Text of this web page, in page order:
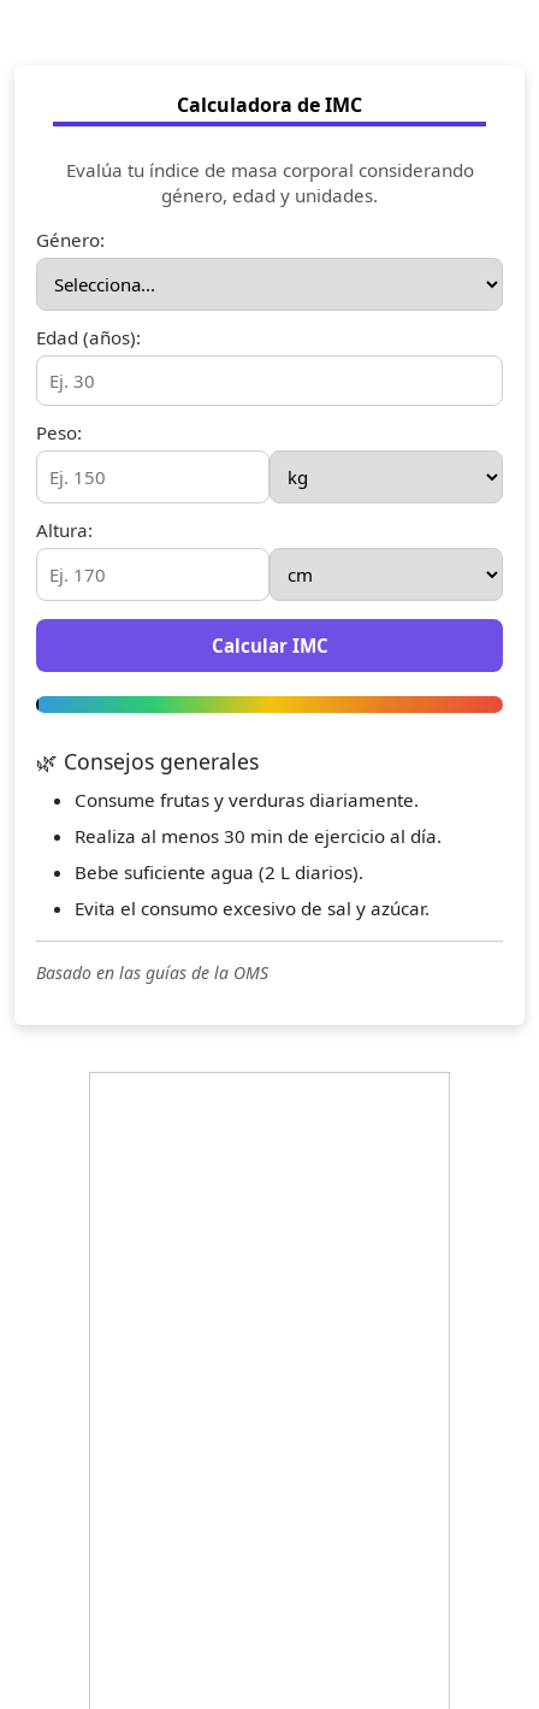
Calculadora de IMC
Evalúa tu índice de masa corporal considerando
género, edad y unidades.
Género:
Edad (años):
Peso:
Altura:
Calcular IMC
🌿 Consejos generales
Consume frutas y verduras diariamente.
Realiza al menos 30 min de ejercicio al día.
Bebe suficiente agua (2 L diarios).
Evita el consumo excesivo de sal y azúcar.
Basado en las guías de la OMS